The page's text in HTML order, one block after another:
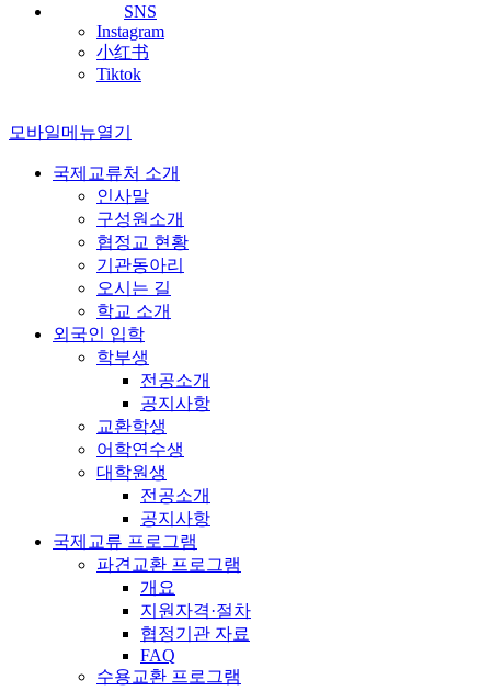
SNS
Instagram
小红书
Tiktok
모바일메뉴열기
국제교류처 소개
인사말
구성원소개
협정교 현황
기관동아리
오시는 길
학교 소개
외국인 입학
학부생
전공소개
공지사항
교환학생
어학연수생
대학원생
전공소개
공지사항
국제교류 프로그램
파견교환 프로그램
개요
지원자격·절차
협정기관 자료
FAQ
수용교환 프로그램